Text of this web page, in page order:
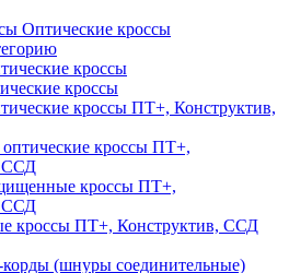
Оптические кроссы
кроссы
кроссы
кроссы ПТ+, Конструктив,
кроссы ПТ+,
ССД
кроссы ПТ+,
ССД
кроссы ПТ+, Конструктив, ССД